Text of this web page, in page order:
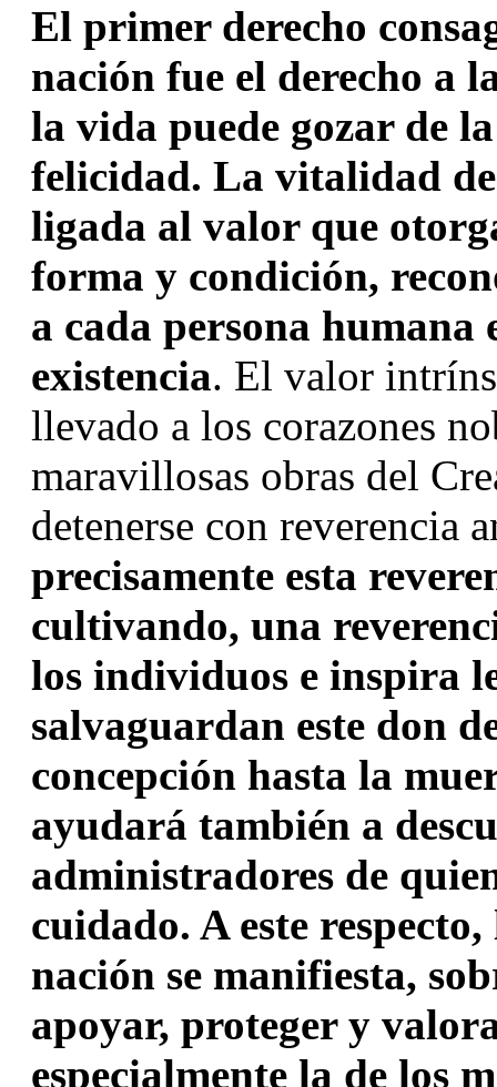
El primer derecho
nación fue el derecho a
la vida puede gozar de
felicidad. La vitalidad
ligada al valor que
forma y condición,
a cada persona
existencia. El valor
llevado a los corazones
maravillosas obras del
detenerse con reverencia
precisamente esta
cultivando, una
los individuos e inspira
salvaguardan este don
concepción hasta la
ayudará también a
administradores de
cuidado. A este
nación se manifiesta,
apoyar, proteger y
especialmente la de los